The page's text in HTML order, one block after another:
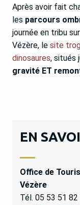
Après avoir fait
les parcours
journée en tribu
Vézère, le site
dinosaures, situés
gravité ET
EN
Office de
Vézère
Tél. 05 53 51 82